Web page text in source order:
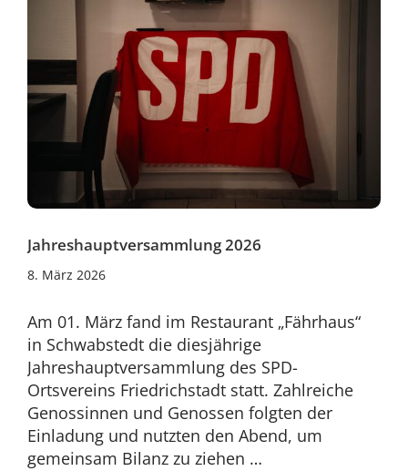
Jahreshauptversammlung 2026
8. März 20268.
2026
Am 01. März fand im Restaurant „Fährhaus“
in Schwabstedt die diesjährige
Jahreshauptversammlung des SPD-
Ortsvereins Friedrichstadt statt. Zahlreiche
Genossinnen und Genossen folgten der
Einladung und nutzten den Abend, um
gemeinsam Bilanz zu ziehen …